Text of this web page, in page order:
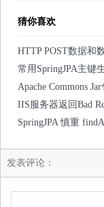
猜你喜欢
HTTP POST数据和
常用SpringJPA主键
Apache Commons
IIS服务器返回Bad
SpringJPA 慎重
发表评论：